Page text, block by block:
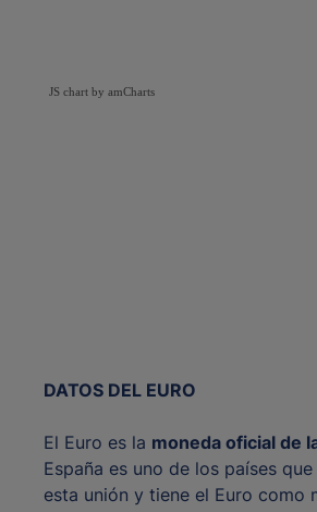
JS chart by amCharts
DATOS DEL EURO
El Euro es la moneda oficial de
España es uno de los países
esta unión y tiene el Euro como